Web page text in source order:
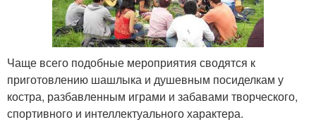
Чаще всего подобные мероприятия сводятся к
приготовлению шашлыка и душевным посиделкам у
костра, разбавленным играми и забавами творческого,
спортивного и интеллектуального характера.